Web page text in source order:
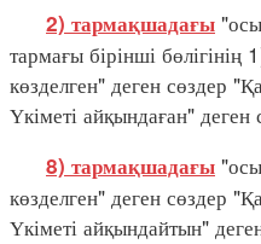
2) тармақшадағы
тармағы бірінші
көзделген" деген сөздер
Үкіметі айқындаған"
8) тармақшадағы
көзделген" деген сөздер
Үкіметі айқындайтын"